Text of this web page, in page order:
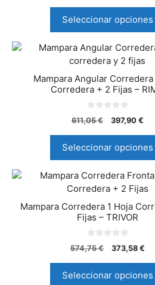
5
Seleccionar opciones
Mampara Angular Corredera
Corredera + 2 Fijas –
0
d
5
611,05€ 397,90 €
Seleccionar opciones
Mampara Corredera 1 Hoja
Fijas – TRIVOR
0
d
5
574,75€ 373,58 €
Seleccionar opciones